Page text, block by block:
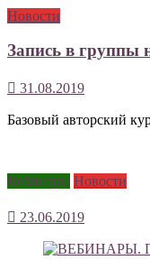
Новости
Запись в группы
31.08.2019
Базовый авторский
Вебинары Новости
23.06.2019